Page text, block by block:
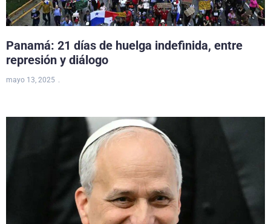
Panamá: 21 días de huelga indefinida, entre
represión y diálogo
mayo 13, 2025